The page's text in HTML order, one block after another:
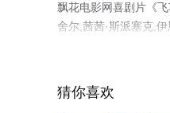
飘花电影网喜剧片《
舍尔,茜茜·斯派塞克,
演员精彩演绎的美国
猜你喜欢